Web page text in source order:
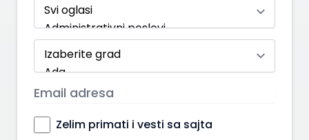
Zelim primati i vesti sa sajta